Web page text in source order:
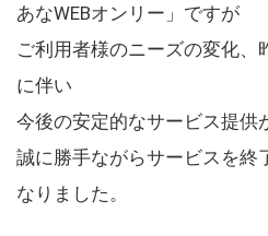
あなWEBオンリー」ですが
ご利用者様のニーズの変化、
に伴い
今後の安定的なサービス提供
誠に勝手ながらサービスを終
なりました。